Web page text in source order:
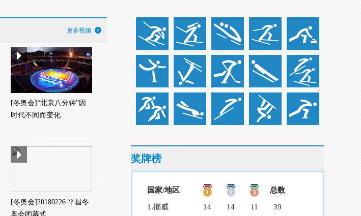
更多视频
[冬奥会]“北京八分钟”因
时代不同而变化
[冬奥会]20180226 平昌冬
奥会闭幕式
奖牌榜
国家/地区 总数
1.挪威 14 14 11
39